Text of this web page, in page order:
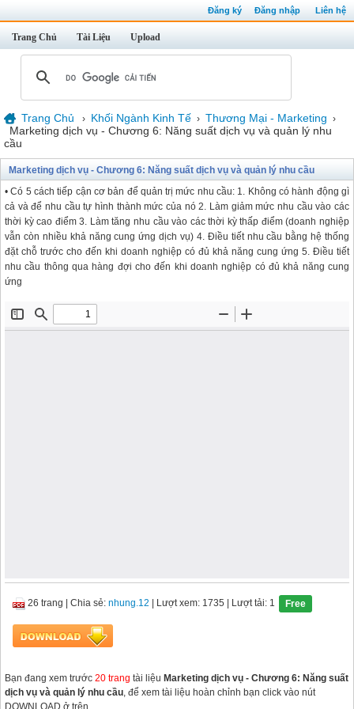
Đăng ký Đăng nhập Liên hệ
Trang Chủ Tài Liệu Upload
Trang Chủ › Khối Ngành Kinh Tế › Thương Mại - Marketing ›
Marketing dịch vụ - Chương 6: Năng suất dịch vụ và quản lý nhu
cầu
Marketing dịch vụ - Chương 6: Năng suất dịch vụ và quản lý nhu cầu
• Có 5 cách tiếp cận cơ bản để quản trị mức nhu cầu: 1. Không có hành động gì
cả và để nhu cầu tự hình thành mức của nó 2. Làm giảm mức nhu cầu vào các
thời kỳ cao điểm 3. Làm tăng nhu cầu vào các thời kỳ thấp điểm (doanh nghiệp
vẫn còn nhiều khả năng cung ứng dịch vụ) 4. Điều tiết nhu cầu bằng hệ thống
đặt chỗ trước cho đến khi doanh nghiệp có đủ khả năng cung ứng 5. Điều tiết
nhu cầu thông qua hàng đợi cho đến khi doanh nghiệp có đủ khả năng cung
ứng
26 trang Chia sẻ: nhung.12 | Lượt xem: 1735 | Lượt tải: 1 Free
Bạn đang xem trước 20 trang tài liệu Marketing dịch vụ - Chương 6: Năng suất
dịch vụ và quản lý nhu cầu, để xem tài liệu hoàn chỉnh bạn click vào nút
DOWNLOAD ở trên